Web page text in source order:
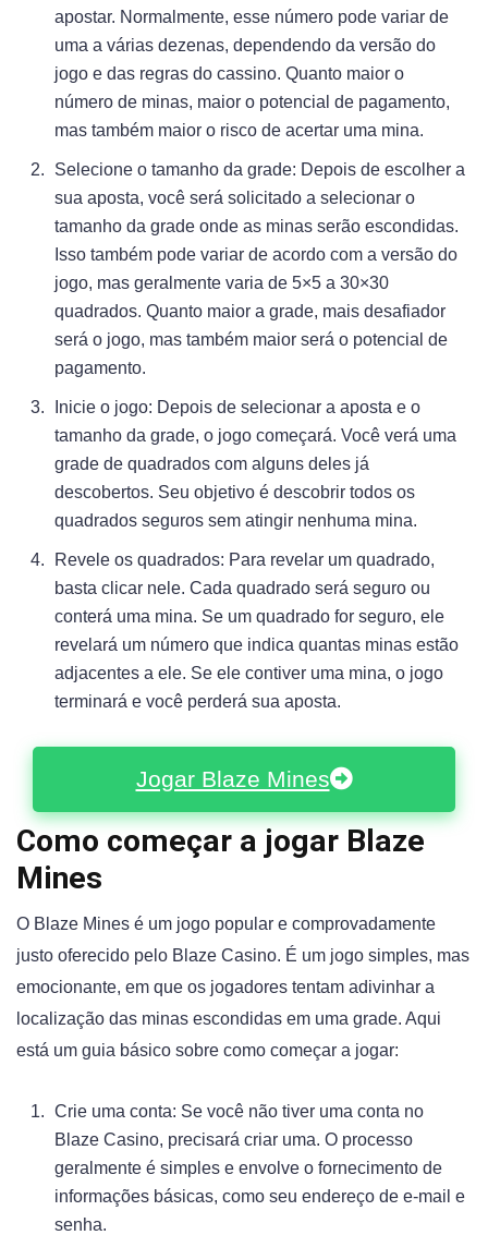
apostar. Normalmente, esse número pode variar de
uma a várias dezenas, dependendo da versão do
jogo e das regras do cassino. Quanto maior o
número de minas, maior o potencial de pagamento,
mas também maior o risco de acertar uma mina.
Selecione o tamanho da grade: Depois de escolher a
sua aposta, você será solicitado a selecionar o
tamanho da grade onde as minas serão escondidas.
Isso também pode variar de acordo com a versão do
jogo, mas geralmente varia de 5×5 a 30×30
quadrados. Quanto maior a grade, mais desafiador
será o jogo, mas também maior será o potencial de
pagamento.
Inicie o jogo: Depois de selecionar a aposta e o
tamanho da grade, o jogo começará. Você verá uma
grade de quadrados com alguns deles já
descobertos. Seu objetivo é descobrir todos os
quadrados seguros sem atingir nenhuma mina.
Revele os quadrados: Para revelar um quadrado,
basta clicar nele. Cada quadrado será seguro ou
conterá uma mina. Se um quadrado for seguro, ele
revelará um número que indica quantas minas estão
adjacentes a ele. Se ele contiver uma mina, o jogo
terminará e você perderá sua aposta.
Jogar Blaze Mines
Como começar a jogar Blaze
Mines
O Blaze Mines é um jogo popular e comprovadamente
justo oferecido pelo Blaze Casino. É um jogo simples, mas
emocionante, em que os jogadores tentam adivinhar a
localização das minas escondidas em uma grade. Aqui
está um guia básico sobre como começar a jogar:
Crie uma conta: Se você não tiver uma conta no
Blaze Casino, precisará criar uma. O processo
geralmente é simples e envolve o fornecimento de
informações básicas, como seu endereço de e-mail e
senha.